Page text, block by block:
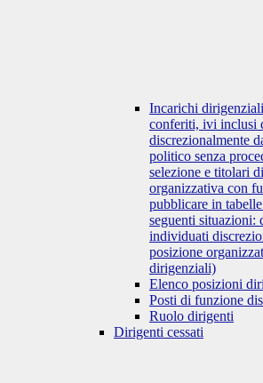
Incarichi
conferiti, ivi inclusi
discrezionalmente
politico senza
selezione e titolari
organizzativa con
pubblicare in
seguenti situazioni:
individuati
posizione
dirigenziali)
Elenco posizioni
Posti di funzione
Ruolo dirigenti
Dirigenti cessati